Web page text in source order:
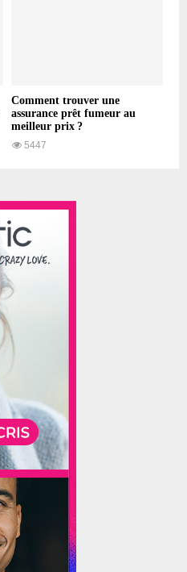
Comment trouver une
assurance prêt fumeur au
meilleur prix ?
5447